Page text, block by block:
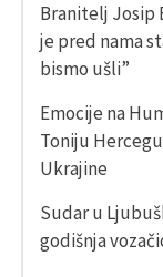
Branitelj Josip
je pred nama
bismo ušli”
Emocije na
Toniju
Ukrajine
Sudar u
godišnja